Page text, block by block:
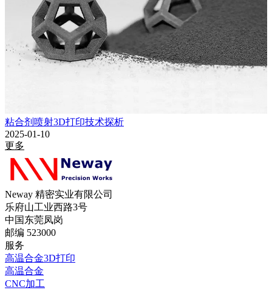
粘合剂喷射3D打印技术探析
2025-01-10
更多
Neway 精密实业有限公司
乐府山工业西路3号
中国东莞凤岗
邮编 523000
服务
高温合金3D打印
高温合金
CNC加工